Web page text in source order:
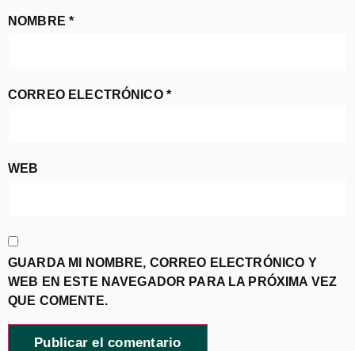
NOMBRE*
CORREO ELECTRÓNICO *
WEB
GUARDA MI NOMBRE, CORREO ELECTRÓNICO Y
WEB EN ESTE NAVEGADOR PARA LA PRÓXIMA VEZ
QUE COMENTE.